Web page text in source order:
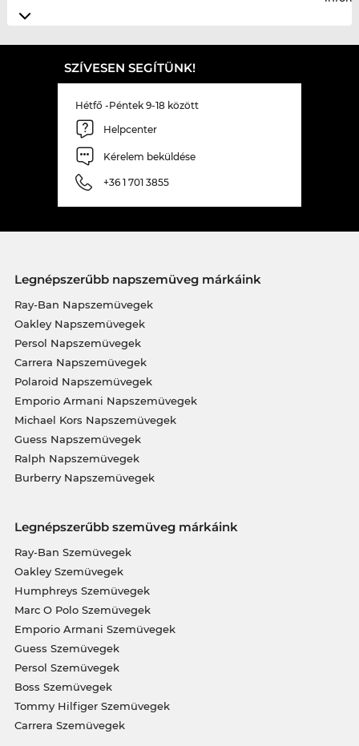
SZÍVESEN SEGÍTÜNK!
Hétfő -Péntek 9-18 között
Helpcenter
Kérelem beküldése
+36 1 701 3855
Legnépszerűbb napszemüveg márkáink
Ray-Ban Napszemüvegek
Oakley Napszemüvegek
Persol Napszemüvegek
Carrera Napszemüvegek
Polaroid Napszemüvegek
Emporio Armani Napszemüvegek
Michael Kors Napszemüvegek
Guess Napszemüvegek
Ralph Napszemüvegek
Burberry Napszemüvegek
Legnépszerűbb szemüveg márkáink
Ray-Ban Szemüvegek
Oakley Szemüvegek
Humphreys Szemüvegek
Marc O Polo Szemüvegek
Emporio Armani Szemüvegek
Guess Szemüvegek
Persol Szemüvegek
Boss Szemüvegek
Tommy Hilfiger Szemüvegek
Carrera Szemüvegek